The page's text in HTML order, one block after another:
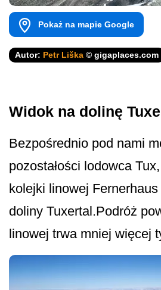
Pokaż na mapie Google
Autor: Petr Liška © gigaplaces.com
Widok na dolinę
Bezpośrednio pod nami
pozostałości lodowca
kolejki linowej
doliny Tuxertal.Podróż
linowej trwa mniej więcej